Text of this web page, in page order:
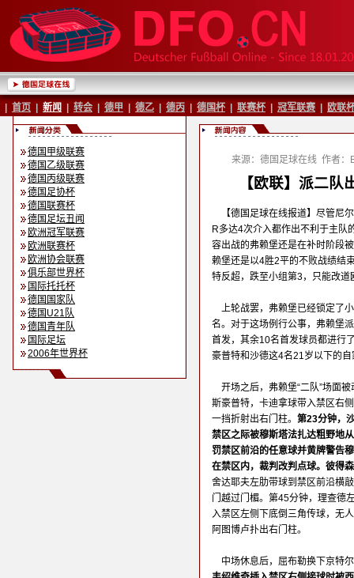
首页 新闻 转会 德甲 德乙 德丙 德国杯 联赛杯 冠军联赛 欧联
德国甲级联赛
德国乙级联赛
德国丙级联赛
德国足协杯
德国联赛杯
德国足坛丑闻
欧洲冠军联赛
欧洲联赛杯
欧洲协会联赛
俱乐部世界杯
国际托托杯
德国国家队
德国U21队
德国青年队
国际足坛
2006年世界杯
来源：德国足球在线 作者：
【欧联】派二队
【德国足球在线报道】尽管尼
R多达4次介入都作出不利于主队
容出战的弗赖堡还是在补时阶段
赖堡还是以4胜2平的不败战绩结
特反超，跌至小组第3，只能改道
上轮战罢，弗赖堡已经锁定了
名。对于这场例行公事，弗赖堡
首发，其余10名首发球员都进行
豪普特和沙德这4名21岁以下的
开场之后，弗赖堡“二队”场面
斯豪普特，卡迪拿球带入禁区右
一挡折射出右门柱。 第23分钟，
禁区之际被穆斯塔法扎达粗野地
罚禁区前沿的任意球并黄牌警告
在禁区内，裁判改判点球。彼得
舍达耶夫左肋带球到禁区前沿横
门越过门楣。第45分钟，理查德
入禁区左侧下底倒三角传球，无
阿图博卢扑出右门柱。
中场休息后，屈布勒换下京特